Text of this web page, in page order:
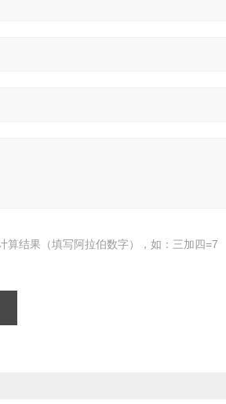
算结果（填写阿拉伯数字），如：三加四=7